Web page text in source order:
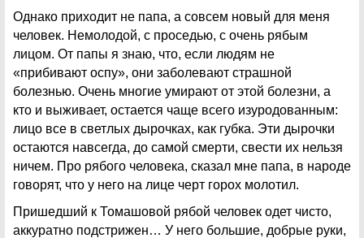
Однако приходит не папа, а совсем новый для меня
человек. Немолодой, с проседью, с очень рябым
лицом. От папы я знаю, что, если людям не
«прибивают оспу», они заболевают страшной
болезнью. Очень многие умирают от этой болезни, а
кто и выживает, остается чаще всего изуродованным:
лицо все в светлых дырочках, как губка. Эти дырочки
остаются навсегда, до самой смерти, свести их нельзя
ничем. Про рябого человека, сказал мне папа, в народе
говорят, что у него на лице черт горох молотил.
Пришедший к Томашовой рябой человек одет чисто,
аккуратно подстрижен… У него большие, добрые руки,